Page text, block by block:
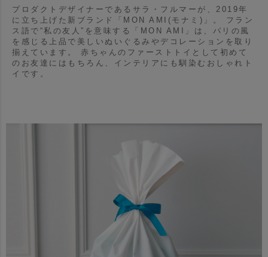
プロダクトデザイナーであるサラ・フルマーが、2019年
に立ち上げた新ブランド「MON AMI(モナミ)」。
フラン
ス語で“私の友人”を意味する「MON AMI」は、パリの風
を感じる上品で美しいぬいぐるみやデコレーションを取り
揃えています。
赤ちゃんのファーストトイとして初めて
のお友達にはもちろん、インテリアにも馴染むおしゃれト
イです。